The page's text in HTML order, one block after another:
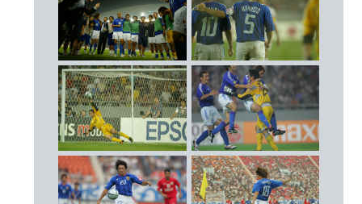
優勝
中田 浩二（鹿島アントラーズ）
8 小笠原 満男（鹿島アントラーズ）
10 中村 俊輔（レッジーナ／イタリア）
15 福西 崇史（ジュビロ磐田）
16 藤田 俊哉（ジュビロ磐田）
24 西 紀寛（ジュビロ磐田）
26 山田 卓也（東京ヴェルディ1969）
FW